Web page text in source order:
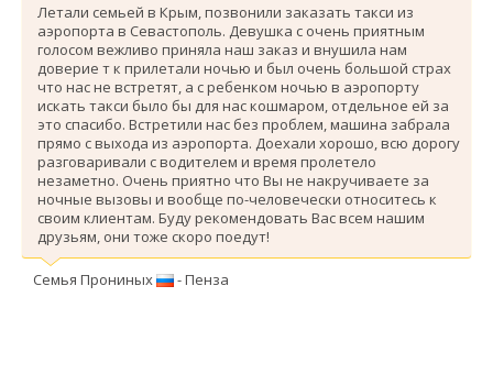
Летали семьей в Крым, позвонили заказать такси из
аэропорта в Севастополь. Девушка с очень приятным
голосом вежливо приняла наш заказ и внушила нам
доверие т к прилетали ночью и был очень большой страх
что нас не встретят, а с ребенком ночью в аэропорту
искать такси было бы для нас кошмаром, отдельное ей за
это спасибо. Вcтретили нас без проблем, машина забрала
прямо с выхода из аэропорта. Доехали хорошо, всю дорогу
разговаривали с водителем и время пролетело
незаметно. Очень приятно что Вы не накручиваете за
ночные вызовы и вообще по-человечески относитесь к
своим клиентам. Буду рекомендовать Вас всем нашим
друзьям, они тоже скоро поедут!
Семья Прониных - Пенза